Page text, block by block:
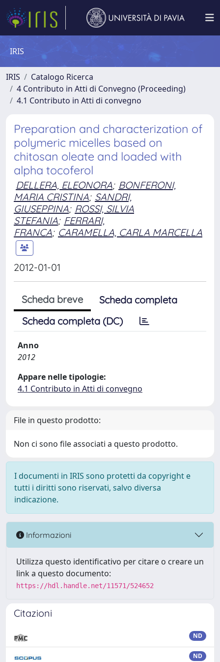
IRIS
IRIS
Catalogo Ricerca
4 Contributo in Atti di Convegno (Proceeding)
4.1 Contributo in Atti di convegno
Preparation and characterization of
polymeric micelles based on
chitosan oleate and loaded with
alpha tocoferol
DELLERA, ELEONORA; BONFERONI,
MARIA CRISTINA; SANDRI,
GIUSEPPINA; ROSSI, SILVIA
STEFANIA; FERRARI,
FRANCA; CARAMELLA, CARLA MARCELLA
2012-01-01
Scheda breve
Scheda completa
Scheda completa (DC)
Anno
2012
Appare nelle tipologie:
4.1 Contributo in Atti di convegno
File in questo prodotto:
Non ci sono file associati a questo prodotto.
I documenti in IRIS sono protetti da copyright e
tutti i diritti sono riservati, salvo diversa
indicazione.
Informazioni
Utilizza questo identificativo per citare o creare un
link a questo documento:
https://hdl.handle.net/11571/524652
Citazioni
ND
ND